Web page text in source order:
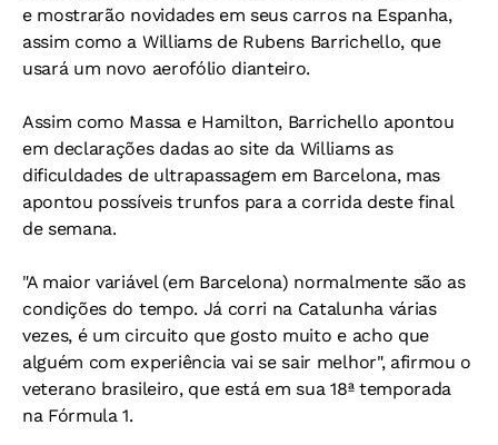
e mostrarão novidades em seus carros na Espanha,
assim como a Williams de Rubens Barrichello, que
usará um novo aerofólio dianteiro.
Assim como Massa e Hamilton, Barrichello apontou
em declarações dadas ao site da Williams as
dificuldades de ultrapassagem em Barcelona, mas
apontou possíveis trunfos para a corrida deste final
de semana.
"A maior variável (em Barcelona) normalmente são as
condições do tempo. Já corri na Catalunha várias
vezes, é um circuito que gosto muito e acho que
alguém com experiência vai se sair melhor", afirmou o
veterano brasileiro, que está em sua 18ª temporada
na Fórmula 1.